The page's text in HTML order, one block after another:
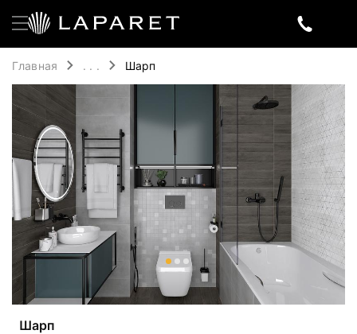
Главная . . . Шарп
Шарп